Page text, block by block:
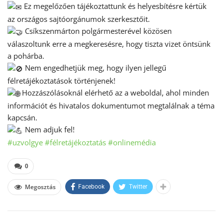
Ez megelőzően tájékoztattunk és helyesbítésre kértük
az országos sajtóorgánumok szerkesztőit.
Csíkszenmárton polgármesterével közösen
válaszoltunk erre a megkeresésre, hogy tiszta vizet öntsünk
a pohárba.
Nem engedhetjük meg, hogy ilyen jellegű
félretájékoztatások történjenek!
Hozzászólásoknál elérhető az a weboldal, ahol minden
információt és hivatalos dokumentumot megtalálnak a téma
kapcsán.
Nem adjuk fel!
#uzvolgye #félretájékoztatás #onlinemédia
0
Megosztás Facebook Twitter